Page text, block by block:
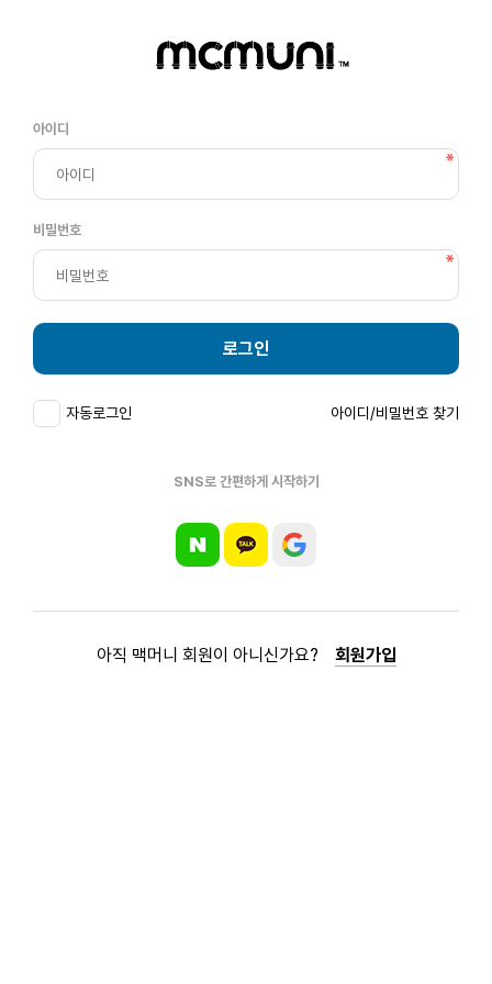
아이디
비밀번호
로그인
자동로그인 아이디/비밀번호 찾기
SNS로 간편하게 시작하기
아직 맥머니 회원이 아니신가요? 회원가입